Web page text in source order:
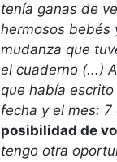
tenía ganas de
hermosos bebés
mudanza que
el cuaderno (...)
que había
fecha y el mes: 7
posibilidad de
tengo otra